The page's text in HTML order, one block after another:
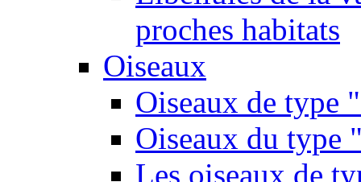
proches habitats
Oiseaux
Oiseaux de type
Oiseaux du type
Les oiseaux de